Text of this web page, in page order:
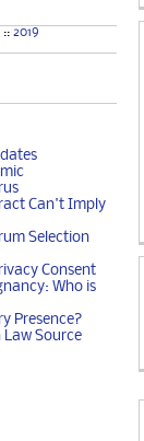
:: 2019
Can't Imply
Selection
Consent
Who is
Presence?
Law Source